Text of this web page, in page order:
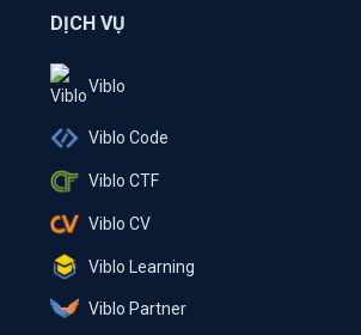
DỊCH VỤ
Viblo
Viblo Code
Viblo CTF
Viblo CV
Viblo Learning
Viblo Partner